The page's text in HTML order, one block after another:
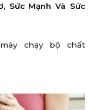
Sức Mạnh Và Sức
chạy bộ chất